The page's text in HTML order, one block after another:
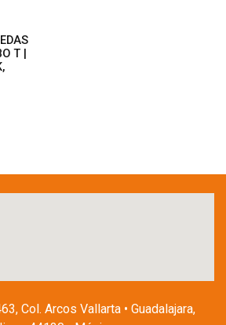
T |
Col. Arcos Vallarta • Guadalajara,